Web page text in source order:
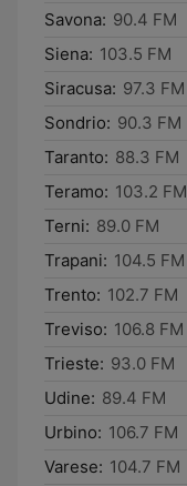
Savona: 90.4 FM
Siena: 103.5 FM
Siracusa: 97.3 FM
Sondrio: 90.3 FM
Taranto: 88.3 FM
Teramo: 103.2 FM
Terni: 89.0 FM
Trapani: 104.5 FM
Trento: 102.7 FM
Treviso: 106.8 FM
Trieste: 93.0 FM
Udine: 89.4 FM
Urbino: 106.7 FM
Varese: 104.7 FM